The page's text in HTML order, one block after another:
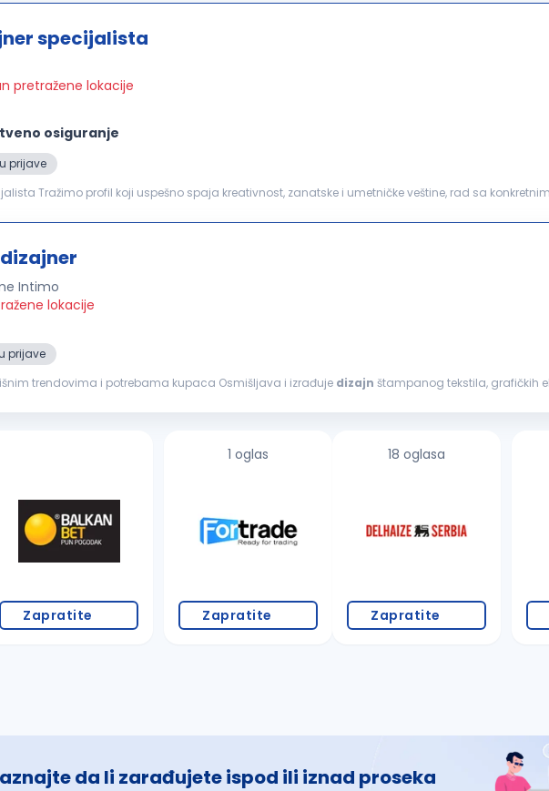
specijalista
pretražene lokacije
osiguranje
prijave
Tražimo profil koji uspešno spaja kreativnost, zanatske i umetničke veštine, rad sa
Intimo
lokacije
prijave
trendovima i potrebama kupaca Osmišljava i izrađuje dizajn štampanog tekstila, grafičkih
Zapratite
1 oglas
Zapratite
18 oglasa
Zapratite
da li zarađujete ispod ili iznad proseka